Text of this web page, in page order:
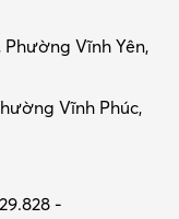
Vĩnh Yên,
Vĩnh Phúc,
-